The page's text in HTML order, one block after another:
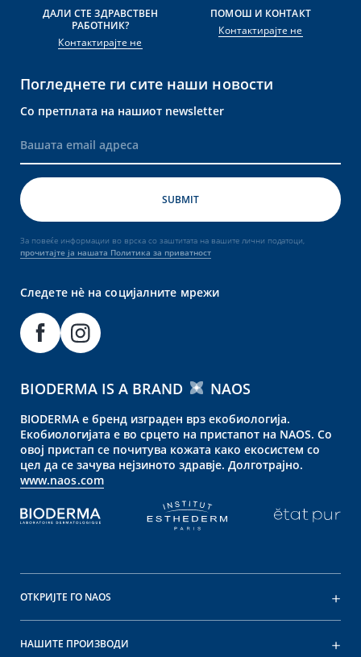
ДАЛИ СТЕ ЗДРАВСТВЕН
РАБОТНИК?
Контактирајте не
ПОМОШ И КОНТАКТ
Контактирајте не
Погледнете ги сите наши новости
Со претплата на нашиот newsletter
За повеќе информации во врска со заштитата на вашите лични податоци,
прочитајте ја нашата Политика за приватност
Следете нè на социјалните мрежи
BIODERMA IS A BRAND NAOS
BIODERMA е бренд изграден врз екобиологија.
Екобиологијата е во срцето на пристапот на NAOS. Со
овој пристап се почитува кожата како екосистем со
цел да се зачува нејзиното здравје. Долготрајно.
www.naos.com
ОТКРИЈТЕ ГО NAOS
НАШИТЕ ПРОИЗВОДИ